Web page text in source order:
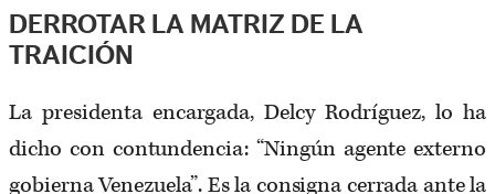
DERROTAR LA MATRIZ DE LA
TRAICIÓN
La presidenta encargada, Delcy Rodríguez, lo ha
dicho con contundencia: “Ningún agente externo
gobierna Venezuela”. Es la consigna cerrada ante la